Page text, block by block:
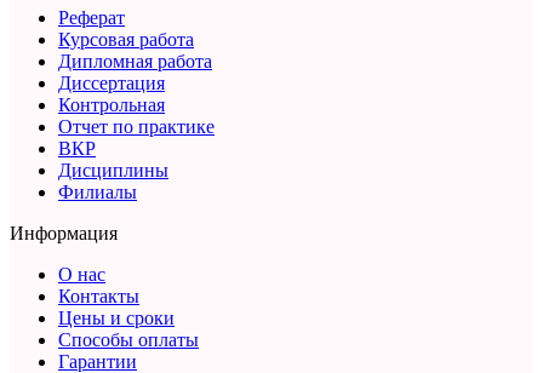
Реферат
Курсовая работа
Дипломная работа
Диссертация
Контрольная
Отчет по практике
ВКР
Дисциплины
Филиалы
Информация
О нас
Контакты
Цены и сроки
Способы оплаты
Гарантии